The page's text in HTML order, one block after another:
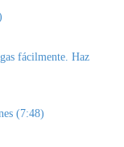
fácilmente. Haz
(7:48)